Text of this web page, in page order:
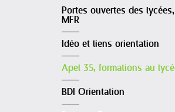
Portes ouvertes des
MFR
Idéo et liens orientation
Apel 35, formations au
BDI Orientation